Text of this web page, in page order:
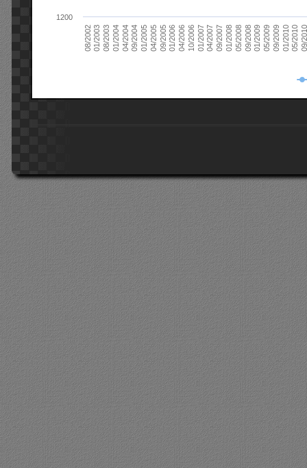
08/200201/200308/200301/200404/200409/200401/200504/200509/200501/200604/200610/200601/200704/200709/200701/200805/200809/200801/200905/200909/200901/201005/201009/
1200